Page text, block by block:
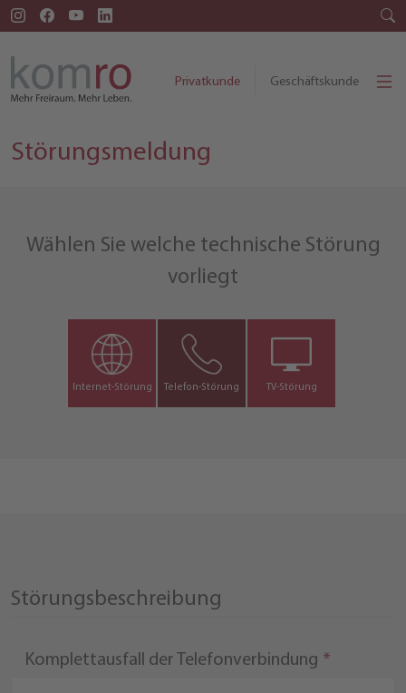
Privatkunde Geschäftskunde
Störungsmeldung
Wählen Sie welche technische Störung
vorliegt
Internet-Störung Telefon-Störung TV-Störung
Störungsbeschreibung
Komplettausfall der Telefonverbindung